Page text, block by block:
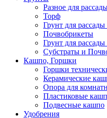
Разное для
Торф
Грунт для рассады
Почвобрикеты
Грунт для
Субстраты и
Кашпо, Горшки
Горшки
Керамические
Опора для
Пластиковые
Подвесные кашпо
Удобрения